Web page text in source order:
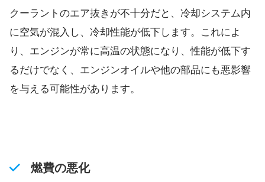
クーラントのエア抜きが不十分だと、冷却システム内
に空気が混入し、冷却性能が低下します。これによ
り、エンジンが常に高温の状態になり、性能が低下す
るだけでなく、エンジンオイルや他の部品にも悪影響
を与える可能性があります。
燃費の悪化